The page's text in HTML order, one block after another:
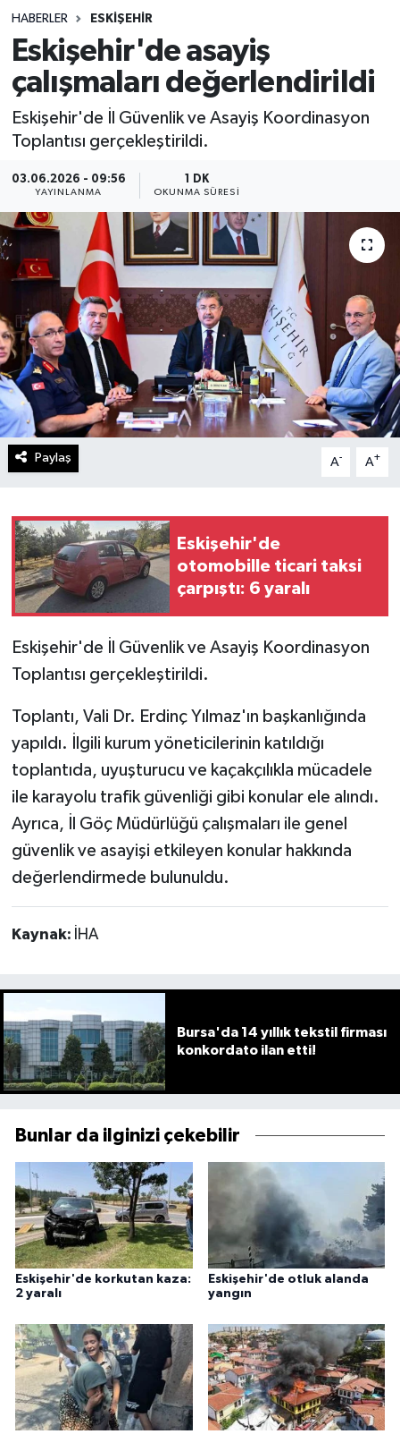
HABERLER ESKIŞEHIR
Eskişehir'de asayiş
çalışmaları değerlendirildi
Eskişehir'de İl Güvenlik ve Asayiş Koordinasyon
Toplantısı gerçekleştirildi.
03.06.2026 - 09:56
YAYINLANMA
1 DK
OKUNMA SÜRESI
Paylaş A- A+
Eskişehir'de
otomobille ticari taksi
çarpıştı: 6 yaralı
Eskişehir'de İl Güvenlik ve Asayiş Koordinasyon
Toplantısı gerçekleştirildi.
Toplantı, Vali Dr. Erdinç Yılmaz'ın başkanlığında
yapıldı. İlgili kurum yöneticilerinin katıldığı
toplantıda, uyuşturucu ve kaçakçılıkla mücadele
ile karayolu trafik güvenliği gibi konular ele alındı.
Ayrıca, İl Göç Müdürlüğü çalışmaları ile genel
güvenlik ve asayişi etkileyen konular hakkında
değerlendirmede bulunuldu.
Kaynak: İHA
Bursa'da 14 yıllık tekstil firması
konkordato ilan etti!
Bunlar da ilginizi çekebilir
Eskişehir'de korkutan kaza:
2 yaralı
Eskişehir'de otluk alanda
yangın
Spor
Teknoloji